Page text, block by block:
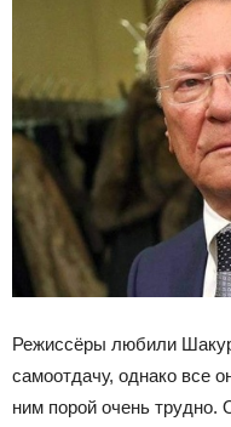
Режиссёры любили
самоотдачу, однако все
ним порой очень трудно.